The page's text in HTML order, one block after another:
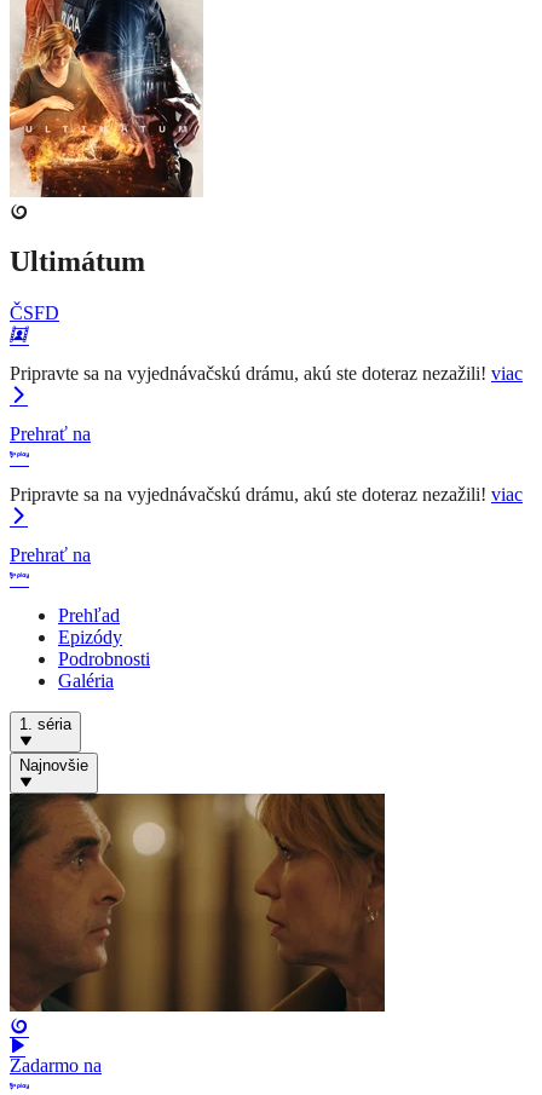
Ultimátum
ČSFD
Pripravte sa na vyjednávačskú drámu, akú ste doteraz nezažili! viac
Prehrať na
Pripravte sa na vyjednávačskú drámu, akú ste doteraz nezažili! viac
Prehrať na
Prehľad
Epizódy
Podrobnosti
Galéria
1. séria
Najnovšie
Zadarmo na